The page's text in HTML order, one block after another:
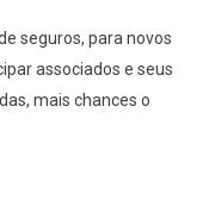
seguros, para novos
associados e seus
mais chances o